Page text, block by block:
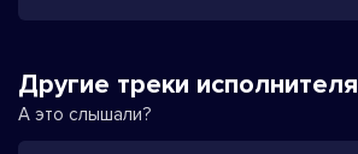
Другие треки исполнителя
А это слышали?